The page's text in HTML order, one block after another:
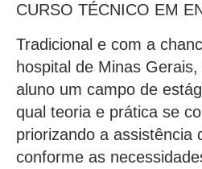
CURSO TÉCNICO EM
Tradicional e com a
hospital de Minas
aluno um campo de
qual teoria e prática se
priorizando a assistência
conforme as